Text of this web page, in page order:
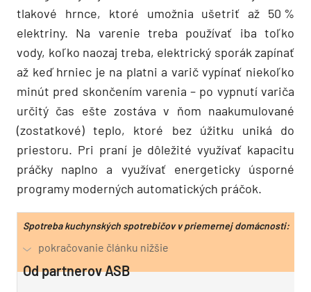
tlakové hrnce, ktoré umožnia ušetriť až 50 %
elektriny. Na varenie treba používať iba toľko
vody, koľko naozaj treba, elektrický sporák zapínať
až keď hrniec je na platni a varič vypínať niekoľko
minút pred skončením varenia – po vypnutí variča
určitý čas ešte zostáva v ňom naakumulované
(zostatkové) teplo, ktoré bez úžitku uniká do
priestoru. Pri praní je dôležité využívať kapacitu
práčky naplno a využívať energeticky úsporné
programy moderných automatických práčok.
Spotreba kuchynských spotrebičov v priemernej domácnosti:
Od partnerov ASB